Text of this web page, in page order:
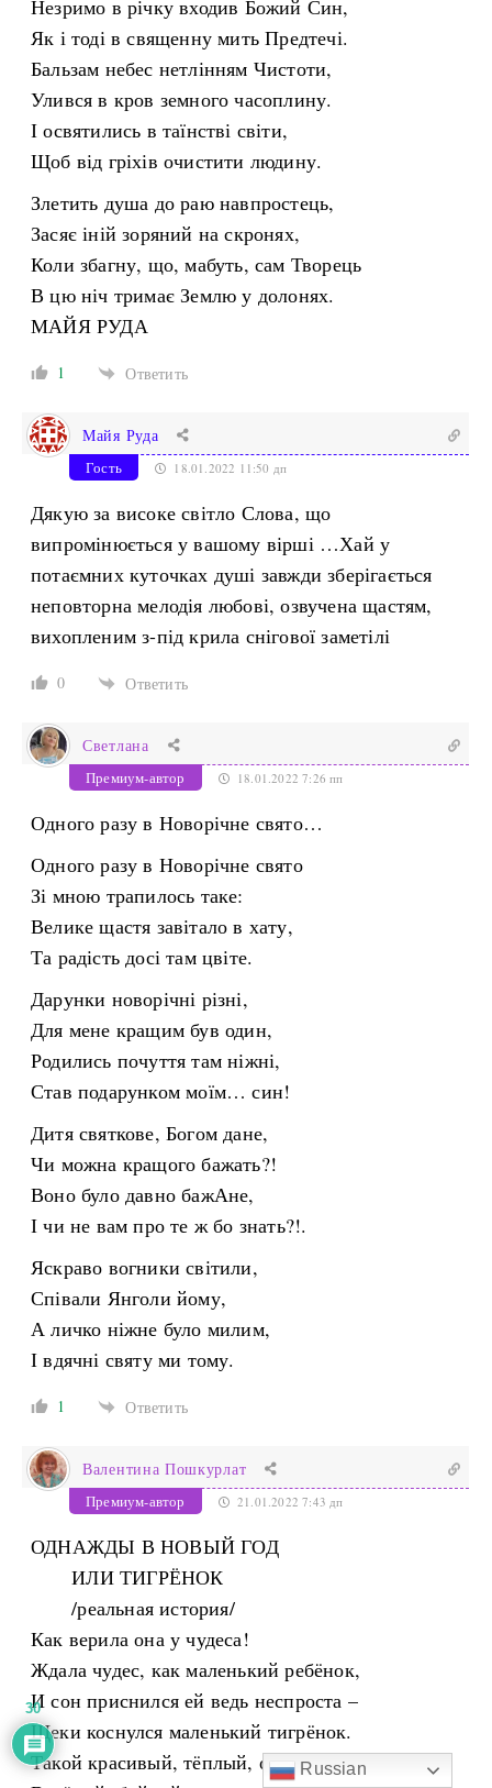
Незримо в річку входив Божий Син,
Як і тоді в священну мить Предтечі.
Бальзам небес нетлінням Чистоти,
Улився в кров земного часоплину.
І освятились в таїнстві світи,
Щоб від гріхів очистити людину.
Злетить душа до раю навпростець,
Засяє іній зоряний на скронях,
Коли збагну, що, мабуть, сам Творець
В цю ніч тримає Землю у долонях.
МАЙЯ РУДА
1 Ответить
Майя Руда
Гость 18.01.2022 11:50 дп
Дякую за високе світло Слова, що
випромінюється у вашому вірші …Хай у
потаємних куточках душі завжди зберігається
неповторна мелодія любові, озвучена щастям,
вихопленим з-під крила снігової заметілі
0 Ответить
Светлана
Премиум-автор 18.01.2022 7:26 пп
Одного разу в Новорічне свято…
Одного разу в Новорічне свято
Зі мною трапилось таке:
Велике щастя завітало в хату,
Та радість досі там цвіте.
Дарунки новорічні різні,
Для мене кращим був один,
Родились почуття там ніжні,
Став подарунком моїм… син!
Дитя святкове, Богом дане,
Чи можна кращого бажать?!
Воно було давно бажАне,
І чи не вам про те ж бо знать?!.
Яскраво вогники світили,
Співали Янголи йому,
А личко ніжне було милим,
І вдячні святу ми тому.
1 Ответить
Валентина Пошкурлат
Премиум-автор 21.01.2022 7:43 дп
ОДНАЖДЫ В НОВЫЙ ГОД
ИЛИ ТИГРЁНОК
/реальная история/
Как верила она у чудеса!
Ждала чудес, как маленький ребёнок,
И сон приснился ей ведь неспроста –
Щеки коснулся маленький тигрёнок.
Такой красивый, тёплый, озорной,Russian
30